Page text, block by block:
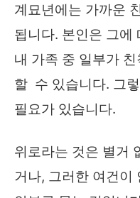
계묘년에는 가까운
됩니다. 본인은 그에
내 가족 중 일부가
할 수 있습니다. 그
필요가 있습니다.
위로라는 것은 별거
거나, 그러한 여건이